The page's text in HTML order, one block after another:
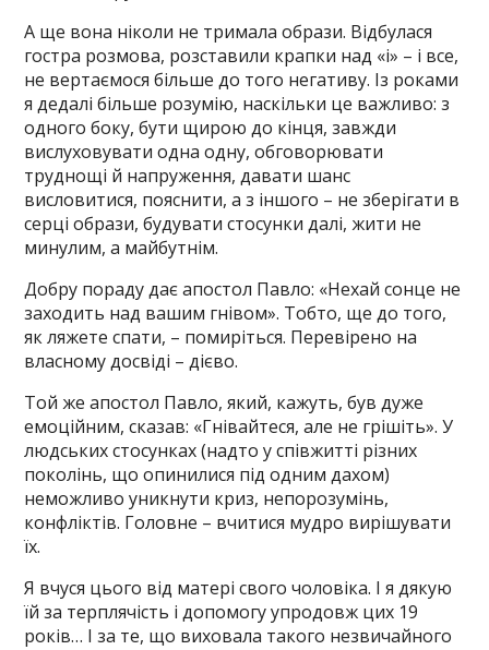
А ще вона ніколи не тримала образи. Відбулася
гостра розмова, розставили крапки над «і» – і все,
не вертаємося більше до того негативу. Із роками
я дедалі більше розумію, наскільки це важливо: з
одного боку, бути щирою до кінця, завжди
вислуховувати одна одну, обговорювати
труднощі й напруження, давати шанс
висловитися, пояснити, а з іншого – не зберігати в
серці образи, будувати стосунки далі, жити не
минулим, а майбутнім.
Добру пораду дає апостол Павло: «Нехай сонце не
заходить над вашим гнівом». Тобто, ще до того,
як ляжете спати, – помиріться. Перевірено на
власному досвіді – дієво.
Той же апостол Павло, який, кажуть, був дуже
емоційним, сказав: «Гнівайтеся, але не грішіть». У
людських стосунках (надто у співжитті різних
поколінь, що опинилися під одним дахом)
неможливо уникнути криз, непорозумінь,
конфліктів. Головне – вчитися мудро вирішувати
їх.
Я вчуся цього від матері свого чоловіка. І я дякую
їй за терплячість і допомогу упродовж цих 19
років… І за те, що виховала такого незвичайного